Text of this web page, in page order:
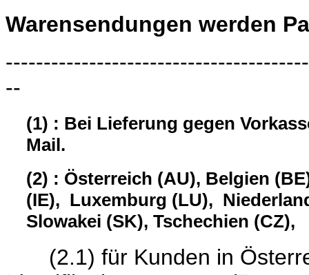
Warensendungen werden
--
(1) : Bei Lieferung gegen
Mail.
(2) : Österreich (AU), Belgien
(IE), Luxemburg (LU),
Slowakei (SK), Tschechien (CZ),
(2.1) für Kunden in